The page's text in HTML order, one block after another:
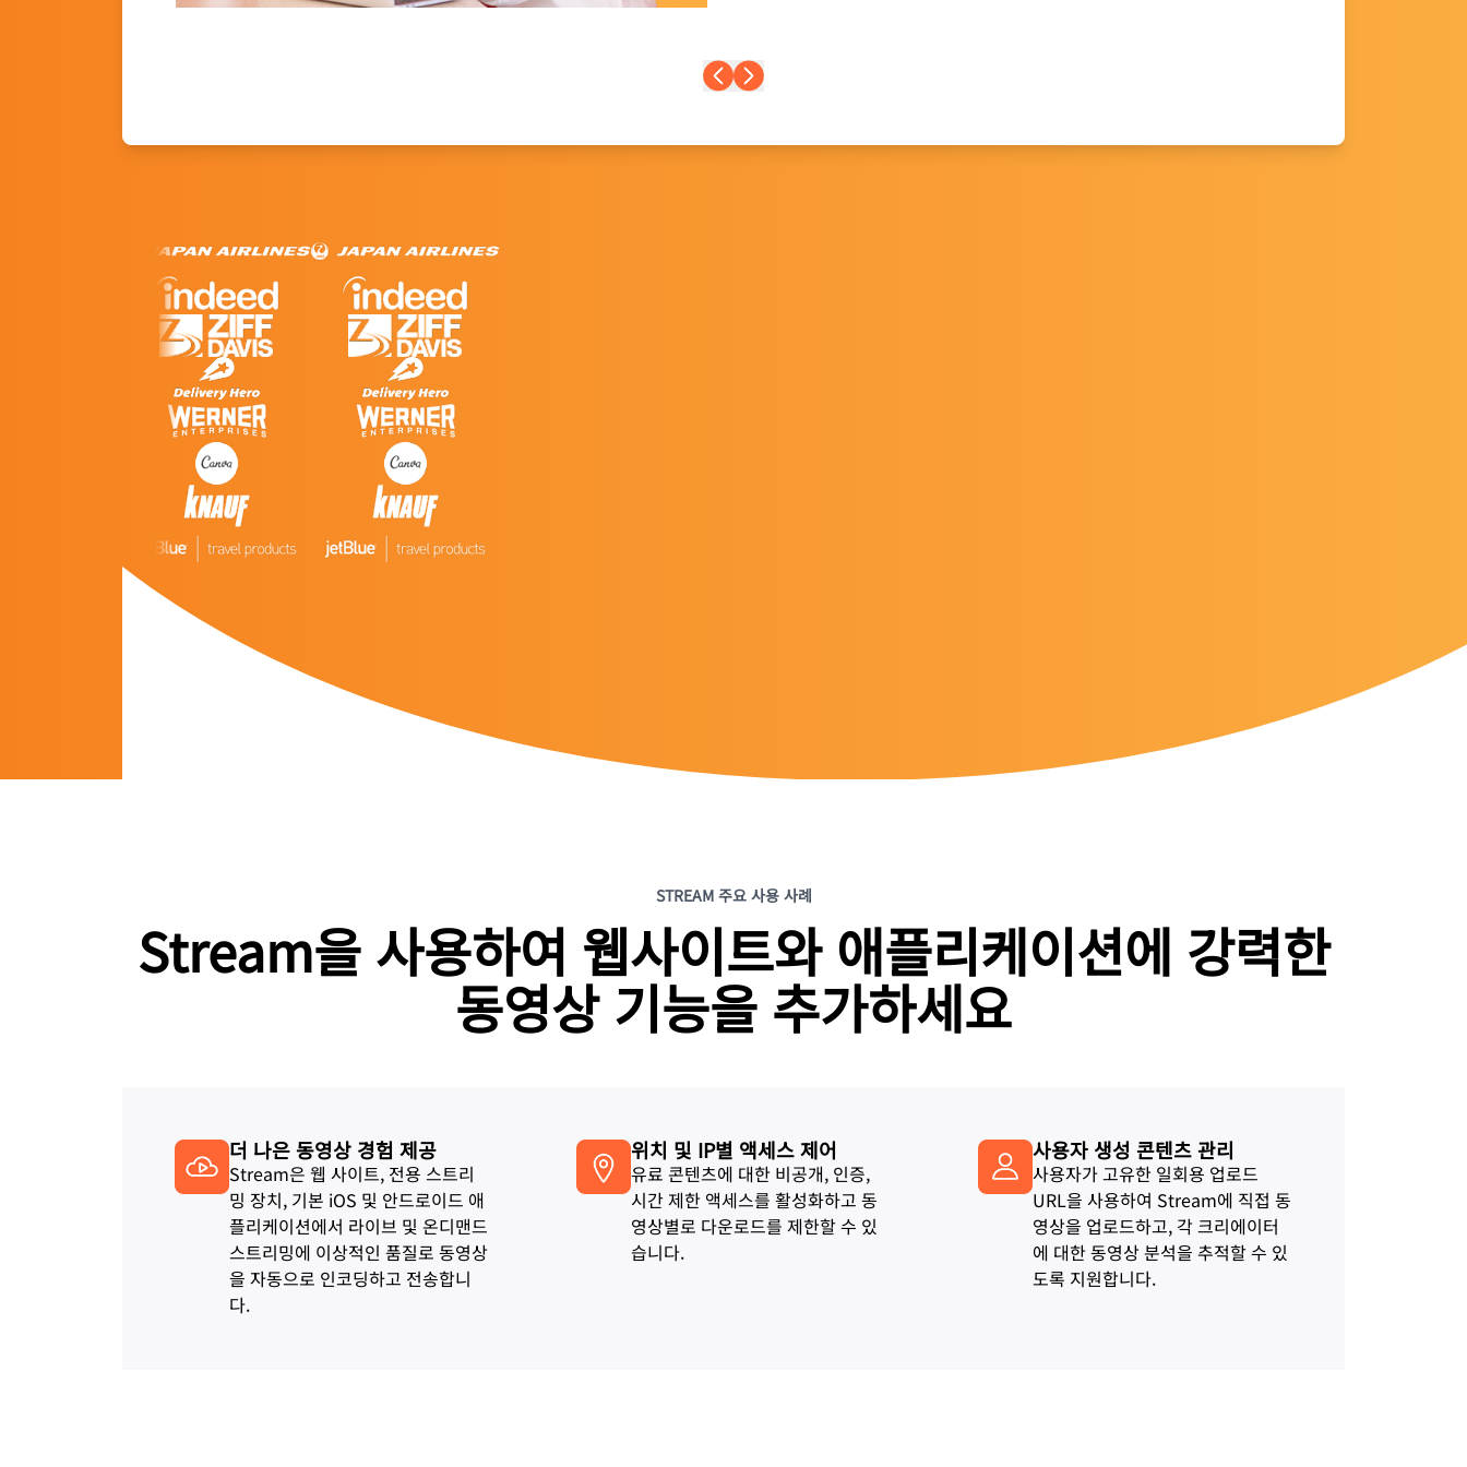
STREAM 주요 사용 사례
Stream을 사용하여 웹사이트와 애플리케이션에 강력한
동영상 기능을 추가하세요
더 나은 동영상 경험 제공
Stream은 웹 사이트, 전용 스트리
밍 장치, 기본 iOS 및 안드로이드 애
플리케이션에서 라이브 및 온디맨드
스트리밍에 이상적인 품질로 동영상
을 자동으로 인코딩하고 전송합니
다.
위치 및 IP별 액세스 제어
유료 콘텐츠에 대한 비공개, 인증,
시간 제한 액세스를 활성화하고 동
영상별로 다운로드를 제한할 수 있
습니다.
사용자 생성 콘텐츠 관리
사용자가 고유한 일회용 업로드
URL을 사용하여 Stream에 직접 동
영상을 업로드하고, 각 크리에이터
에 대한 동영상 분석을 추적할 수 있
도록 지원합니다.